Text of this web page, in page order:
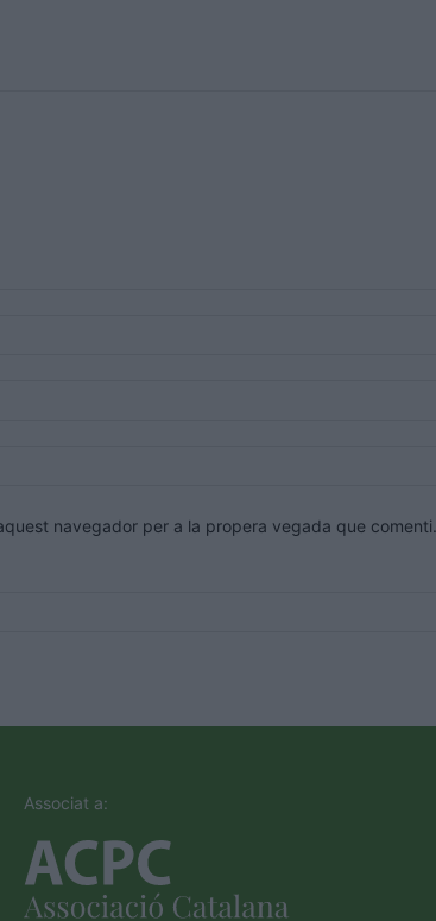
navegador per a la propera vegada que comenti.
Associat a: